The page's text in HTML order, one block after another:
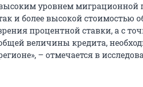
уровнем миграционной
и более высокой стоимостью
процентной ставки, а с
величины кредита,
– отмечается в